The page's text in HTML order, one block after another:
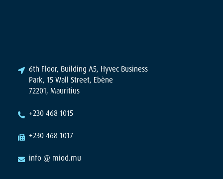
6th Floor, Building A5, Hyvec Business
Park, 15 Wall Street, Ebène
72201, Mauritius
+230 468 1015
+230 468 1017
info @ miod.mu